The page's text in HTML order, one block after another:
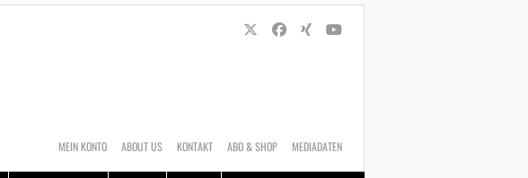
MEIN KONTO ABOUT US KONTAKT ABO & SHOP MEDIADATEN